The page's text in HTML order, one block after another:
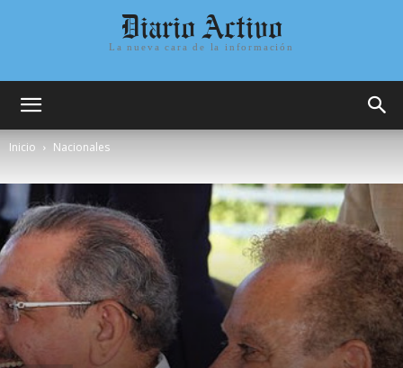
Diario Activo
La nueva cara de la información
Inicio Nacionales